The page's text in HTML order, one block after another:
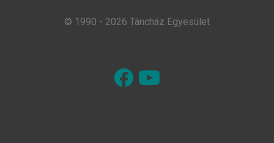
© 1990 - 2026 Táncház Egyesület